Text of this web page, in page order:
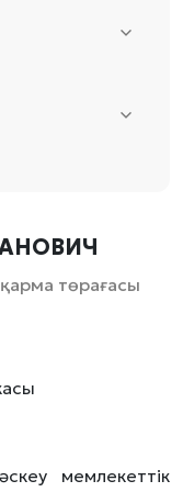
төрағасы
мемлекеттік